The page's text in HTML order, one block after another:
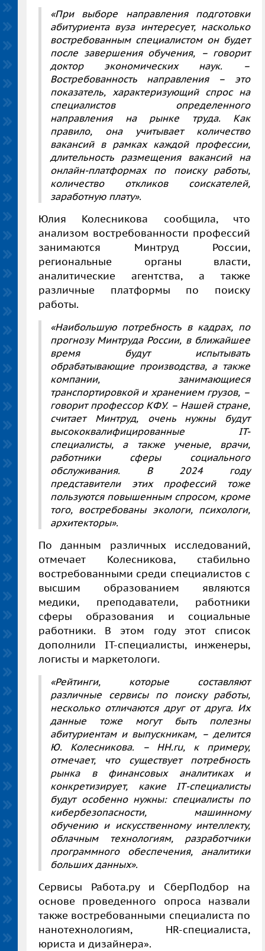
«При выборе направления подготовки
абитуриента вуза интересует, насколько
востребованным специалистом он будет
после завершения обучения, – говорит
доктор экономических наук. –
Востребованность направления – это
показатель, характеризующий спрос на
специалистов определенного
направления на рынке труда. Как
правило, она учитывает количество
вакансий в рамках каждой профессии,
длительность размещения вакансий на
онлайн-платформах по поиску работы,
количество откликов соискателей,
заработную плату».
Юлия Колесникова сообщила, что
анализом востребованности профессий
занимаются Минтруд России,
региональные органы власти,
аналитические агентства, а также
различные платформы по поиску
работы.
«Наибольшую потребность в кадрах, по
прогнозу Минтруда России, в ближайшее
время будут испытывать
обрабатывающие производства, а также
компании, занимающиеся
транспортировкой и хранением грузов, –
говорит профессор КФУ. – Нашей стране,
считает Минтруд, очень нужны будут
высококвалифицированные IT-
специалисты, а также ученые, врачи,
работники сферы социального
обслуживания. В 2024 году
представители этих профессий тоже
пользуются повышенным спросом, кроме
того, востребованы экологи, психологи,
архитекторы».
По данным различных исследований,
отмечает Колесникова, стабильно
востребованными среди специалистов с
высшим образованием являются
медики, преподаватели, работники
сферы образования и социальные
работники. В этом году этот список
дополнили IT-специалисты, инженеры,
логисты и маркетологи.
«Рейтинги, которые составляют
различные сервисы по поиску работы,
несколько отличаются друг от друга. Их
данные тоже могут быть полезны
абитуриентам и выпускникам, – делится
Ю. Колесникова. – HH.ru, к примеру,
отмечает, что существует потребность
рынка в финансовых аналитиках и
конкретизирует, какие IT-специалисты
будут особенно нужны: специалисты по
кибербезопасности, машинному
обучению и искусственному интеллекту,
облачным технологиям, разработчики
программного обеспечения, аналитики
больших данных».
Сервисы Работа.ру и СберПодбор на
основе проведенного опроса назвали
также востребованными специалиста по
нанотехнологиям, HR-специалиста,
юриста и дизайнера».